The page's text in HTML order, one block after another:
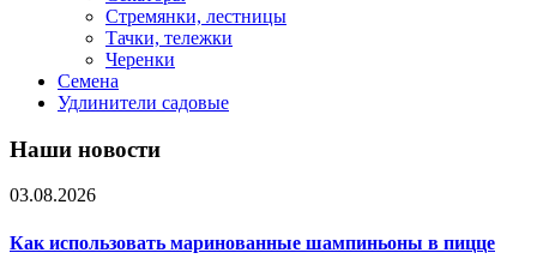
Стремянки, лестницы
Тачки, тележки
Черенки
Семена
Удлинители садовые
Наши новости
03.08.2026
Как использовать маринованные шампиньоны в пицце